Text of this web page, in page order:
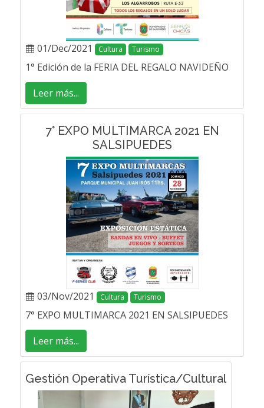
01/Dec/2021 Cultura Turismo
1° Edición de la FERIA DEL REGALO NAVIDEÑO
Leer más...
7° EXPO MULTIMARCA 2021 EN
SALSIPUEDES
03/Nov/2021 Cultura Turismo
7° EXPO MULTIMARCA 2021 EN SALSIPUEDES
Leer más...
Gestión Operativa Turística/Cultural